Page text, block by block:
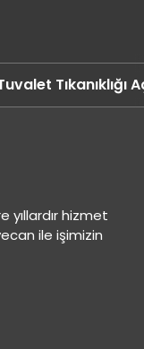
Tıkanıklığı
yıllardır hizmet
ile işimizin